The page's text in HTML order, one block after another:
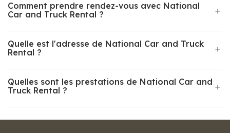
Comment prendre rendez-vous avec National
Car and Truck Rental ?
Quelle est l'adresse de National Car and Truck
Rental ?
Quelles sont les prestations de National Car and
Truck Rental ?